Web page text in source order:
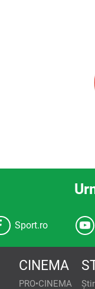
Sport.ro
CINEMA
PRO•CINEMA